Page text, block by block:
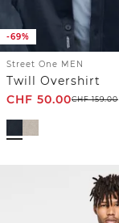
-69%
Street One MEN
Twill Overshirt
CHF 50.00CHF159.00